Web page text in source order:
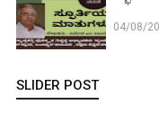
04/08/
SLIDER POST